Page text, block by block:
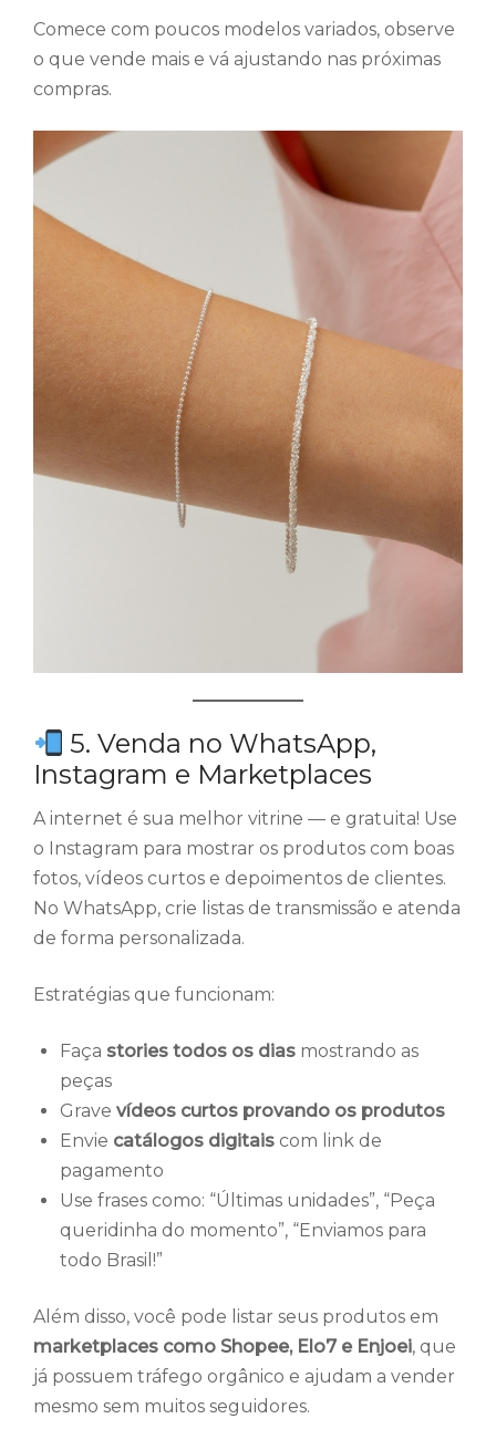
Comece com poucos modelos variados, observe
o que vende mais e vá ajustando nas próximas
compras.
5. Venda no WhatsApp,
Instagram e Marketplaces
A internet é sua melhor vitrine — e gratuita! Use
o Instagram para mostrar os produtos com boas
fotos, vídeos curtos e depoimentos de clientes.
No WhatsApp, crie listas de transmissão e atenda
de forma personalizada.
Estratégias que funcionam:
Faça stories todos os dias mostrando as
peças
Grave vídeos curtos provando os produtos
Envie catálogos digitais com link de
pagamento
Use frases como: “Últimas unidades”, “Peça
queridinha do momento”, “Enviamos para
todo Brasil!”
Além disso, você pode listar seus produtos em
marketplaces como Shopee, Elo7 e Enjoei, que
já possuem tráfego orgânico e ajudam a vender
mesmo sem muitos seguidores.